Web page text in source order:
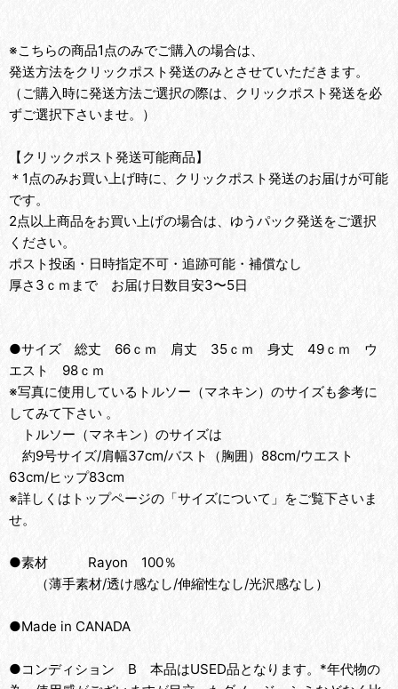
※こちらの商品1点のみでご購入の場合は、
発送方法をクリックポスト発送のみとさせていただきます。
（ご購入時に発送方法ご選択の際は、クリックポスト発送を必
ずご選択下さいませ。）
【クリックポスト発送可能商品】
＊1点のみお買い上げ時に、クリックポスト発送のお届けが可能
です。
2点以上商品をお買い上げの場合は、ゆうパック発送をご選択
ください。
ポスト投函・日時指定不可・追跡可能・補償なし
厚さ3ｃｍまで お届け日数目安3〜5日
●サイズ 総丈 66ｃｍ 肩丈 35ｃｍ 身丈 49ｃｍ ウ
エスト 98ｃｍ
※写真に使用しているトルソー（マネキン）のサイズも参考に
してみて下さい 。
トルソー（マネキン）のサイズは
約9号サイズ/肩幅37cm/バスト（胸囲）88cm/ウエスト
63cm/ヒップ83cm
※詳しくはトップページの「サイズについて」をご覧下さいま
せ。
●素材 Rayon 100％
（薄手素材/透け感なし/伸縮性なし/光沢感なし）
●Made in CANADA
●コンディション B 本品はUSED品となります。*年代物の